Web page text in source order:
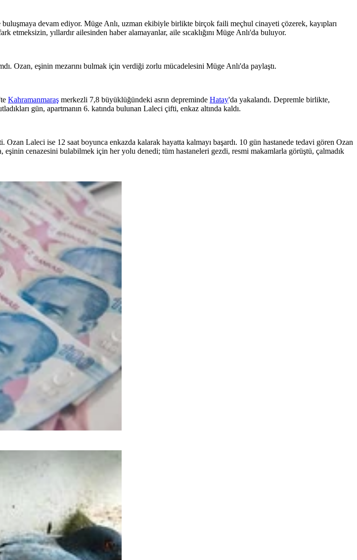
devam ediyor. Müge Anlı, uzman ekibiyle birlikte birçok faili meçhul cinayeti çözerek, kayıpları
yıllardır ailesinden haber alamayanlar, aile sıcaklığını Müge Anlı'da buluyor.
Ozan, eşinin mezarını bulmak için verdiği zorlu mücadelesini Müge Anlı'da paylaştı.
Kahramanmaraş merkezli 7,8 büyüklüğündeki asrın depreminde Hatay'da yakalandı. Depremle birlikte,
gün, apartmanın 6. katında bulunan Laleci çifti, enkaz altında kaldı.
Laleci ise 12 saat boyunca enkazda kalarak hayatta kalmayı başardı. 10 gün hastanede tedavi gören Ozan
cenazesini bulabilmek için her yolu denedi; tüm hastaneleri gezdi, resmi makamlarla görüştü, çalmadık